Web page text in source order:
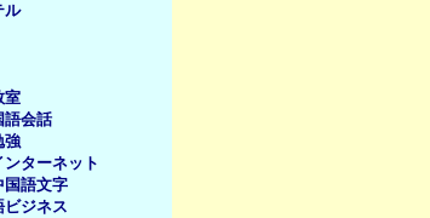
ル
室
語会話
強
ターネット
国語文字
ビジネス